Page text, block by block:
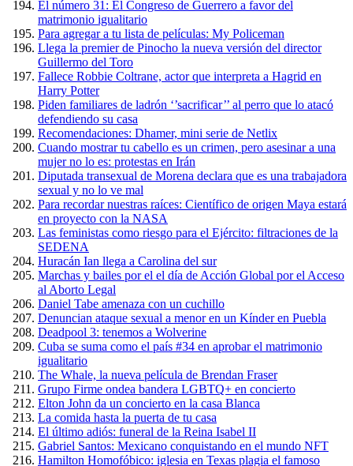
El número 31: El Congreso de Guerrero a favor del
matrimonio igualitario
Para agregar a tu lista de películas: My Policeman
Llega la premier de Pinocho la nueva versión del director
Guillermo del Toro
Fallece Robbie Coltrane, actor que interpreta a Hagrid en
Harry Potter
Piden familiares de ladrón ‘’sacrificar’’ al perro que lo atacó
defendiendo su casa
Recomendaciones: Dhamer, mini serie de Netlix
Cuando mostrar tu cabello es un crimen, pero asesinar a una
mujer no lo es: protestas en Irán
Diputada transexual de Morena declara que es una trabajadora
sexual y no lo ve mal
Para recordar nuestras raíces: Científico de origen Maya estará
en proyecto con la NASA
Las feministas como riesgo para el Ejército: filtraciones de la
SEDENA
Huracán Ian llega a Carolina del sur
Marchas y bailes por el el día de Acción Global por el Acceso
al Aborto Legal
Daniel Tabe amenaza con un cuchillo
Denuncian ataque sexual a menor en un Kínder en Puebla
Deadpool 3: tenemos a Wolverine
Cuba se suma como el país #34 en aprobar el matrimonio
igualitario
The Whale, la nueva película de Brendan Fraser
Grupo Firme ondea bandera LGBTQ+ en concierto
Elton John da un concierto en la casa Blanca
La comida hasta la puerta de tu casa
El último adiós: funeral de la Reina Isabel II
Gabriel Santos: Mexicano conquistando en el mundo NFT
Hamilton Homofóbico: iglesia en Texas plagia el famoso